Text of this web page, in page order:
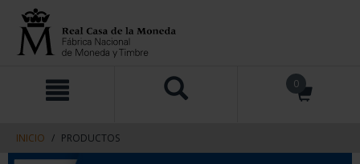
contenido
navegacin
0
INICIO PRODUCTOS